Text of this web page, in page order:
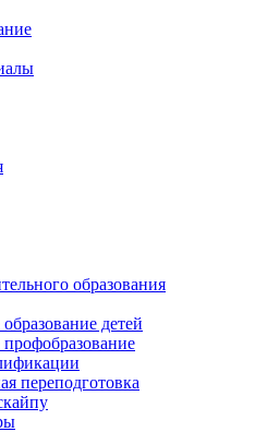
образования
детей
переподготовка